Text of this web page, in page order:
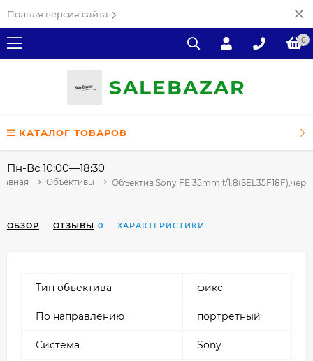
Полная версия сайта
0
SALEВAZAR
КАТАЛОГ ТОВАРОВ
Пн-Вс 10:00—18:30
Объективы Объектив Sony FE 35mm f/
ОБЗОР ОТЗЫВЫ 0 ХАРАКТЕРИСТИКИ
Тип объектива фикс
По направлению портретный
Система Sony